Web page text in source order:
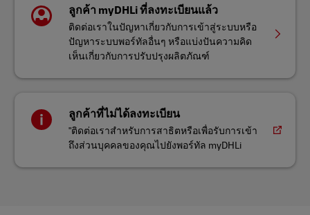
ลูกค้า myDHLi ที่ลงทะเบียนแล้ว
ติดต่อเราในปัญหาเกี่ยวกับการเข้าสู่ระบบหรือ
ปัญหาระบบพอร์ทัลอื่นๆ หรือแบ่งปันความคิด
เห็นเกี่ยวกับการปรับปรุงผลิตภัณฑ์
ลูกค้าที่ไม่ได้ลงทะเบียน
"ติดต่อเราสำหรับการสาธิตหรือเพื่อรับการเข้า
ถึงส่วนบุคคลของคุณไปยังพอร์ทัล myDHLi